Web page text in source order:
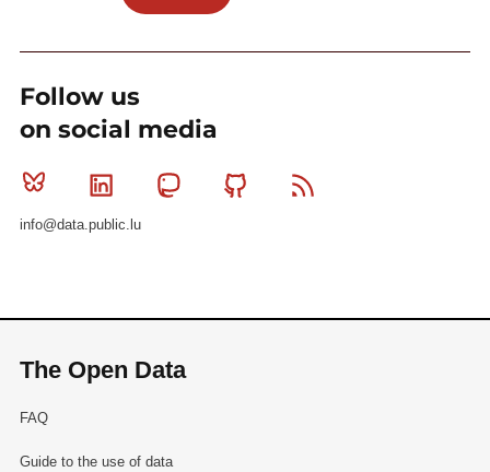
Follow us
on social media
Bluesky Linkedin MastodonGithub
info@data.public.lu
The Open Data
FAQ
Guide to the use of data